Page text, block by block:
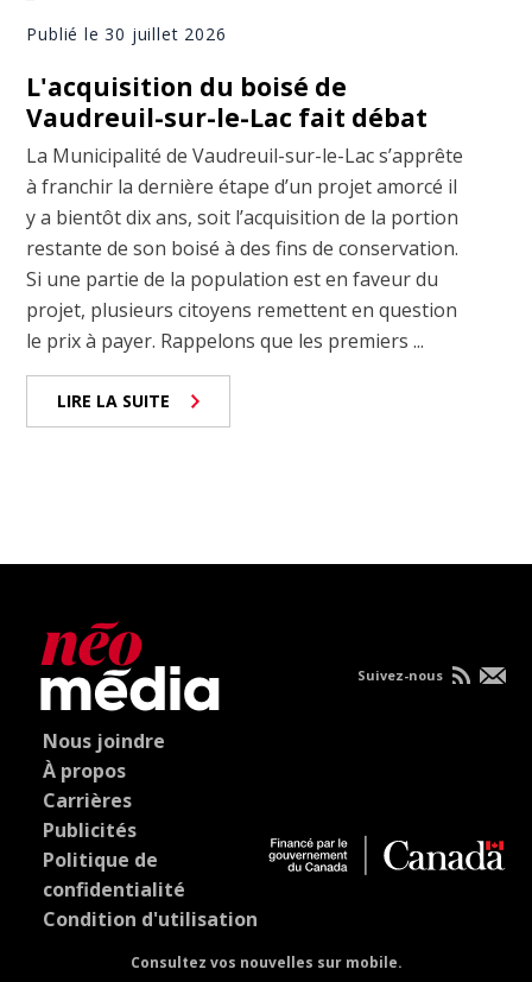
Publié le 30 juillet 2026
L'acquisition du boisé de
Vaudreuil-sur-le-Lac fait débat
La Municipalité de Vaudreuil-sur-le-Lac s’apprête
à franchir la dernière étape d’un projet amorcé il
y a bientôt dix ans, soit l’acquisition de la portion
restante de son boisé à des fins de conservation.
Si une partie de la population est en faveur du
projet, plusieurs citoyens remettent en question
le prix à payer. Rappelons que les premiers ...
LIRE LA SUITE
Nous joindre
À propos
Carrières
Publicités
Politique de
confidentialité
Condition d'utilisation
Consultez vos nouvelles sur mobile.
Suivez-nous